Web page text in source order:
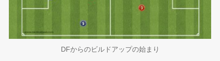
DFからのビルドアップの始まり